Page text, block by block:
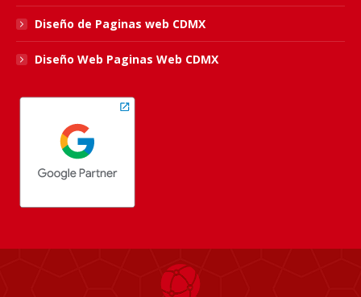
Diseño de Paginas web CDMX
Diseño Web Paginas Web CDMX